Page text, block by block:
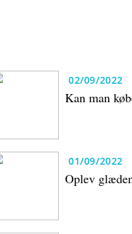
02/09/2022
Kan man
01/09/2022
Oplev